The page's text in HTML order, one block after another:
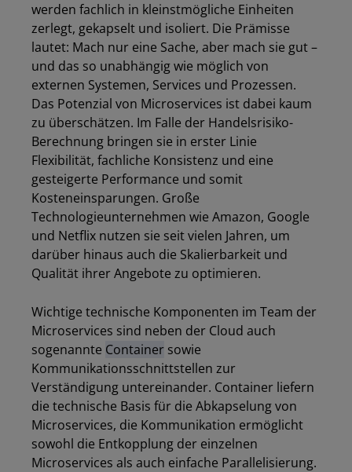
werden fachlich in kleinstmögliche Einheiten
zerlegt, gekapselt und isoliert. Die Prämisse
lautet: Mach nur eine Sache, aber mach sie gut –
und das so unabhängig wie möglich von
externen Systemen, Services und Prozessen.
Das Potenzial von Microservices ist dabei kaum
zu überschätzen. Im Falle der Handelsrisiko-
Berechnung bringen sie in erster Linie
Flexibilität, fachliche Konsistenz und eine
gesteigerte Performance und somit
Kosteneinsparungen. Große
Technologieunternehmen wie Amazon, Google
und Netflix nutzen sie seit vielen Jahren, um
darüber hinaus auch die Skalierbarkeit und
Qualität ihrer Angebote zu optimieren.
Wichtige technische Komponenten im Team der
Microservices sind neben der Cloud auch
sogenannte Container sowie
Kommunikationsschnittstellen zur
Verständigung untereinander. Container liefern
die technische Basis für die Abkapselung von
Microservices, die Kommunikation ermöglicht
sowohl die Entkopplung der einzelnen
Microservices als auch einfache Parallelisierung.